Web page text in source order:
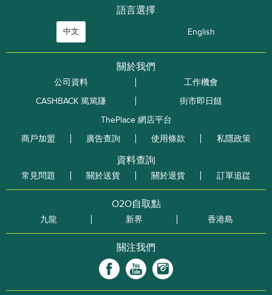
語言選擇
中文 English
關於我們
公司資料
工作機會
CASHBACK 篤篤賺
街市即日餸
ThePlace 網店平台
商戶加盟
廣告查詢 使用條款 私隱政策
資料查詢
常見問題 關於送貨 關於退貨 訂單追踨
O2O自取點
九龍 新界 香港島
關注我們